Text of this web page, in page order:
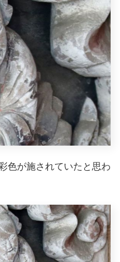
色が施されていたと思わ